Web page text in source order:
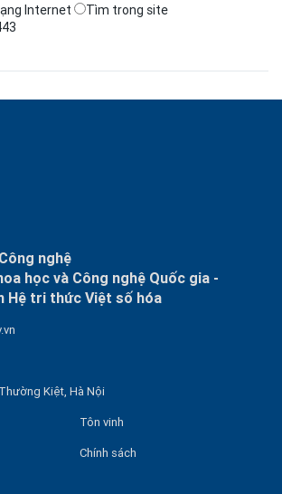
Internet
Tìm trong site
nghệ
học và Công nghệ Quốc gia -
Hệ tri thức Việt số hóa
Kiệt, Hà Nội
Tôn vinh
Chính sách